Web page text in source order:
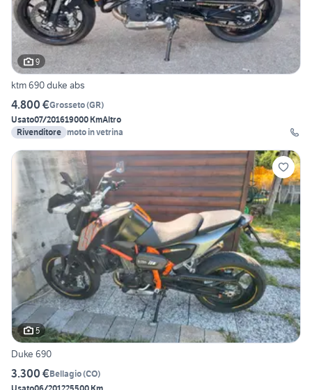
9
ktm 690 duke abs
4.800 €Grosseto(GR)
Usato07/201619000 KmAltro
Rivenditore moto in vetrina
5
Duke 690
3.300 €Bellagio(CO)